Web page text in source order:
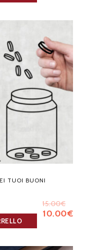
TUOI BUONI
15.00€
10.00€